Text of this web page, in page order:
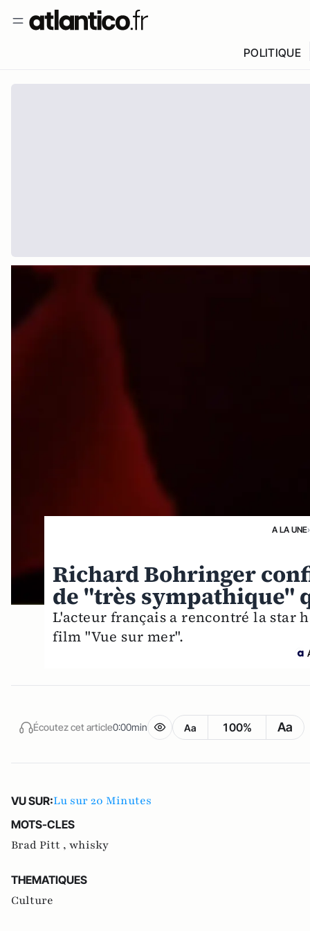
POLITIQUE
A LA UNE›
Richard Bohringer
de "très sympathique"
L'acteur français a rencontré la star
film "Vue sur mer".
Écoutez cet article0:00min Aa 100% Aa
VU SUR:Lu sur 20 Minutes
MOTS-CLES
Brad Pitt , whisky
THEMATIQUES
Culture